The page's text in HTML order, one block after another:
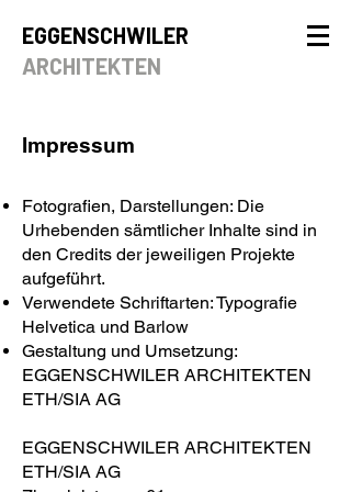
EGGENSCHWILER
ARCHITEKTEN
Impressum
Fotografien, Darstellungen: Die
Urhebenden sämtlicher Inhalte sind in
den Credits der jeweiligen Projekte
aufgeführt.
Verwendete Schriftarten: Typografie
Helvetica und Barlow
Gestaltung und Umsetzung:
EGGENSCHWILER ARCHITEKTEN
ETH/SIA AG
EGGENSCHWILER ARCHITEKTEN
ETH/SIA AG